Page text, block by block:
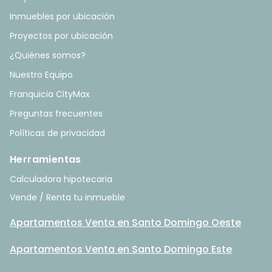
Inmuebles por ubicación
Proyectos por ubicación
¿Quiénes somos?
Nuestro Equipo
Franquicia CityMax
Preguntas frecuentes
Políticas de privacidad
Herramientas
Calculadora hipotecaria
Vende / Renta tu inmueble
Apartamentos Venta en Santo Domingo Oeste
Apartamentos Venta en Santo Domingo Este